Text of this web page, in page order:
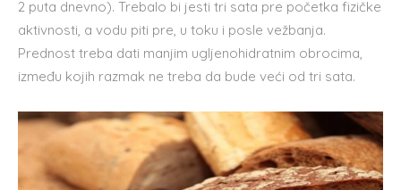
2 puta dnevno). Trebalo bi jesti tri sata pre početka fizičke
aktivnosti, a vodu piti pre, u toku i posle vežbanja.
Prednost treba dati manjim ugljenohidratnim obrocima,
između kojih razmak ne treba da bude veći od tri sata.